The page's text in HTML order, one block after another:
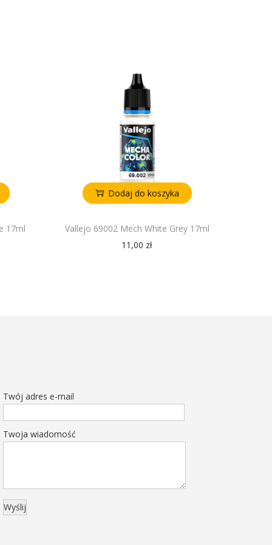
17ml
Dodaj do koszyka
Vallejo 69002 Mech White Grey 17ml
11,00 zł
Twój adres e-mail
Twoja wiadomość